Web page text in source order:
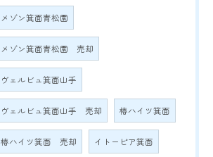
メゾン箕面青松園
メゾン箕面青松園 売却
ヴェルビュ箕面山手
ヴェルビュ箕面山手 売却 椿ハイツ箕面
椿ハイツ箕面 売却 イトーピア箕面